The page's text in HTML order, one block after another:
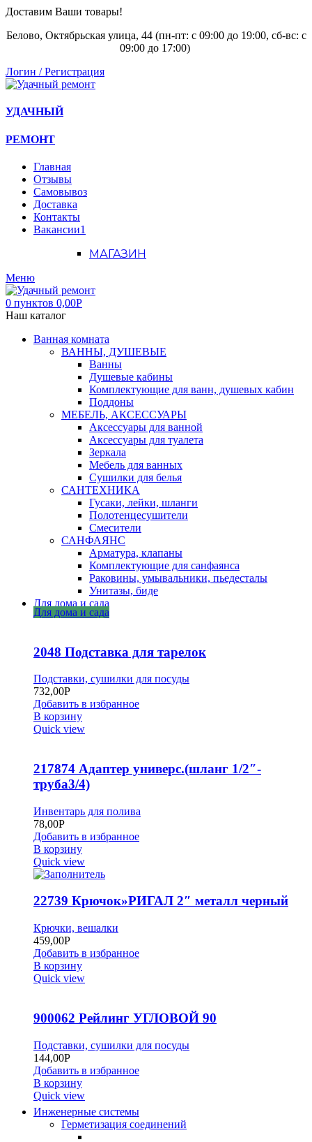
Доставим Ваши товары!
Белово, Октябрьская улица, 44 (пн-пт: с 09:00 до 19:00, сб-вс: с
09:00 до 17:00)
Логин / Регистрация
УДАЧНЫЙ
РЕМОНТ
Главная
Отзывы
Самовывоз
Доставка
Контакты
Вакансии1
МАГАЗИН
Меню
0 пунктов 0,00Р
Наш каталог
Ванная комната
ВАННЫ, ДУШЕВЫЕ
Ванны
Душевые кабины
Комплектующие для ванн, душевых кабин
Поддоны
МЕБЕЛЬ, АКСЕССУАРЫ
Аксессуары для ванной
Аксессуары для туалета
Зеркала
Мебель для ванных
Сушилки для белья
САНТЕХНИКА
Гусаки, лейки, шланги
Полотенцесушители
Смесители
САНФАЯНС
Арматура, клапаны
Комплектующие для санфаянса
Раковины, умывальники, пьедесталы
Унитазы, биде
Для дома и сада
Для дома и сада
2048 Подставка для тарелок
Подставки, сушилки для посуды
732,00Р
Добавить в избранное
В корзину
Quick view
217874 Адаптер универс.(шланг 1/2″-
труба3/4)
Инвентарь для полива
78,00Р
Добавить в избранное
В корзину
Quick view
22739 Крючок»РИГАЛ 2″ металл черный
Крючки, вешалки
459,00Р
Добавить в избранное
В корзину
Quick view
900062 Рейлинг УГЛОВОЙ 90
Подставки, сушилки для посуды
144,00Р
Добавить в избранное
В корзину
Quick view
Инженерные системы
Герметизация соединений